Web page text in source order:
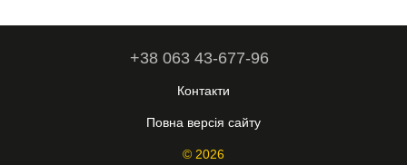
+38 063 43-677-96
Контакти
Повна версія сайту
© 2026